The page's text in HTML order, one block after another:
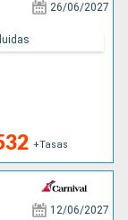
26/06/2027
+Tasas
12/06/2027